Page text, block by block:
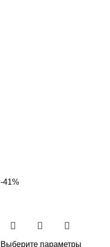
-41%
Выберите параметры